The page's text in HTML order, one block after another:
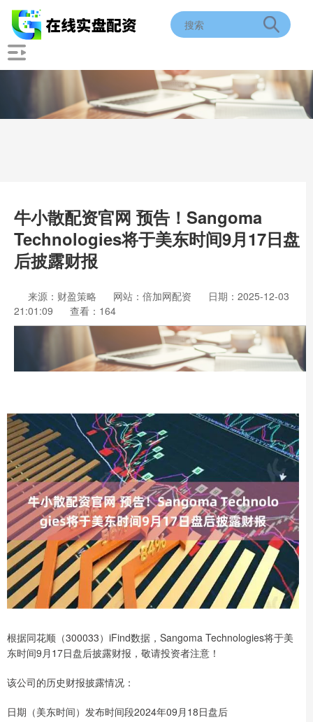
牛小散配资官网 预告！Sangoma
Technologies将于美东时间9月17日盘
后披露财报
来源：财盈策略 网站：倍加网配资
日期：2025-12-03
21:01:09
查看：164
根据同花顺（300033）iFind数据，Sangoma Technologies将于美
东时间9月17日盘后披露财报，敬请投资者注意！
该公司的历史财报披露情况：
日期（美东时间）发布时间段2024年09月18日盘后